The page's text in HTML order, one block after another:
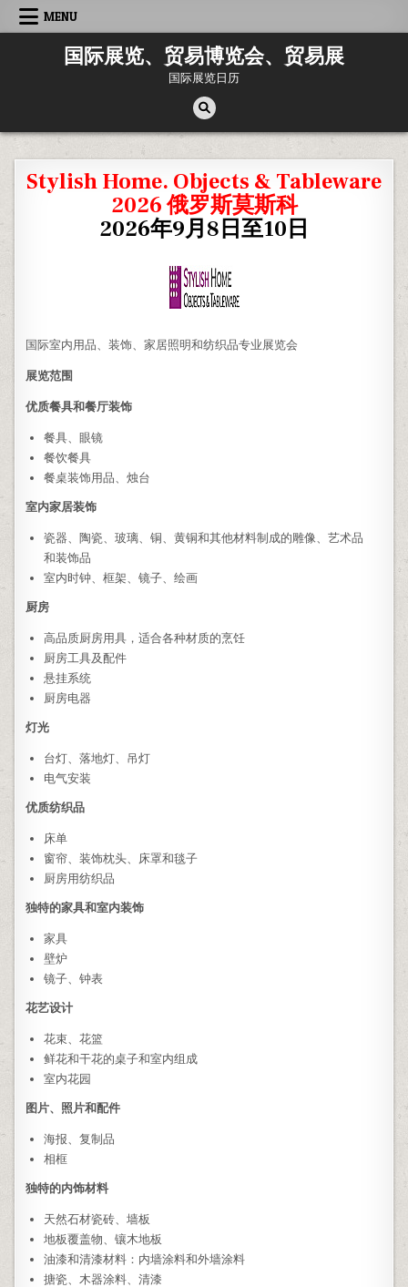
Skip
MENU
国际展览、贸易博览会、贸易展
国际展览日历
Stylish Home. Objects & Tableware
2026 俄罗斯莫斯科
2026年9月8日至10日
国际室内用品、装饰、家居照明和纺织品专业展览会
展览范围
优质餐具和餐厅装饰
餐具、眼镜
餐饮餐具
餐桌装饰用品、烛台
室内家居装饰
瓷器、陶瓷、玻璃、铜、黄铜和其他材料制成的雕像、艺术品
和装饰品
室内时钟、框架、镜子、绘画
厨房
高品质厨房用具，适合各种材质的烹饪
厨房工具及配件
悬挂系统
厨房电器
灯光
台灯、落地灯、吊灯
电气安装
优质纺织品
床单
窗帘、装饰枕头、床罩和毯子
厨房用纺织品
独特的家具和室内装饰
家具
壁炉
镜子、钟表
花艺设计
花束、花篮
鲜花和干花的桌子和室内组成
室内花园
图片、照片和配件
海报、复制品
相框
独特的内饰材料
天然石材瓷砖、墙板
地板覆盖物、镶木地板
油漆和清漆材料：内墙涂料和外墙涂料
搪瓷、木器涂料、清漆